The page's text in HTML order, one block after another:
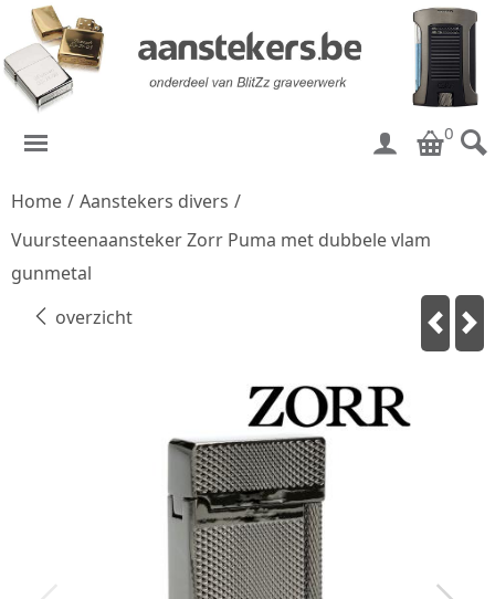
0
Home / Aanstekers divers /
Vuursteenaansteker Zorr Puma met dubbele vlam
gunmetal
overzicht